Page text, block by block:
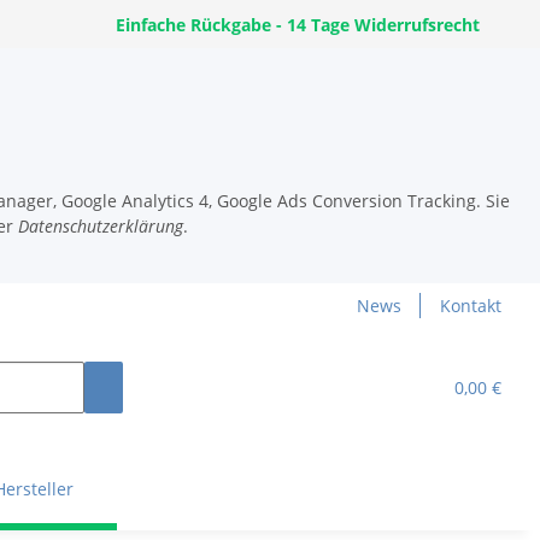
Einfache Rückgabe - 14 Tage Widerrufsrecht
Google Analytics 4, Google Ads Conversion Tracking. Sie
Datenschutzerklärung.
News Kontakt
0,00 €